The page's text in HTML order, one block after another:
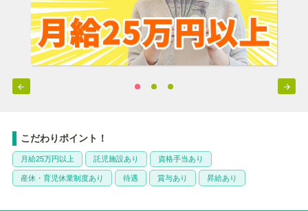
 
こだわりポイント！
月給25万円以上 託児施設あり 資格手当あり
産休・育児休業制度あり 待遇 賞与あり 昇給あり